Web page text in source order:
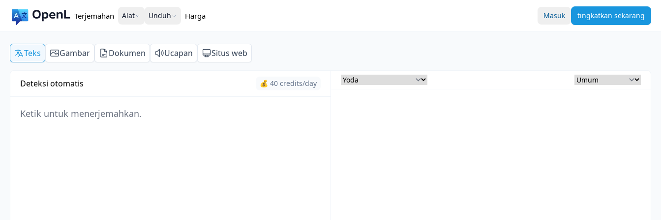
Terjemahan Alat Unduh Harga Masuk tingkatkan sekarang
Teks Gambar Dokumen Ucapan Situs web
Deteksi otomatis 💰 40 credits/day